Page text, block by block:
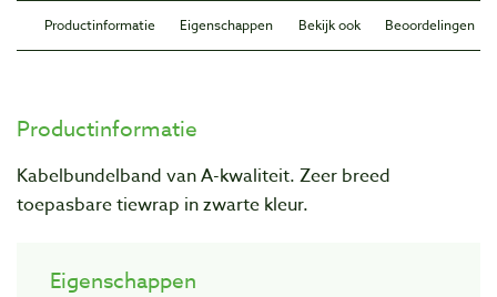
Productinformatie Eigenschappen Bekijk ook Beoordelingen
Productinformatie
Kabelbundelband van A-kwaliteit. Zeer breed
toepasbare tiewrap in zwarte kleur.
Eigenschappen